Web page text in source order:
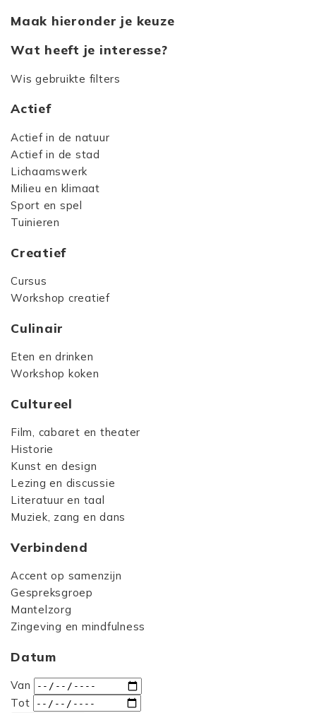
Maak hieronder je keuze
Wat heeft je interesse?
Wis gebruikte filters
Actief
Actief in de natuur
Actief in de stad
Lichaamswerk
Milieu en klimaat
Sport en spel
Tuinieren
Creatief
Cursus
Workshop creatief
Culinair
Eten en drinken
Workshop koken
Cultureel
Film, cabaret en theater
Historie
Kunst en design
Lezing en discussie
Literatuur en taal
Muziek, zang en dans
Verbindend
Accent op samenzijn
Gespreksgroep
Mantelzorg
Zingeving en mindfulness
Datum
Van
Tot